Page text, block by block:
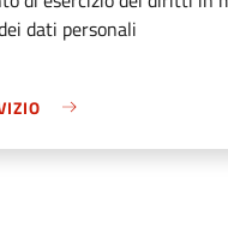
dati personali